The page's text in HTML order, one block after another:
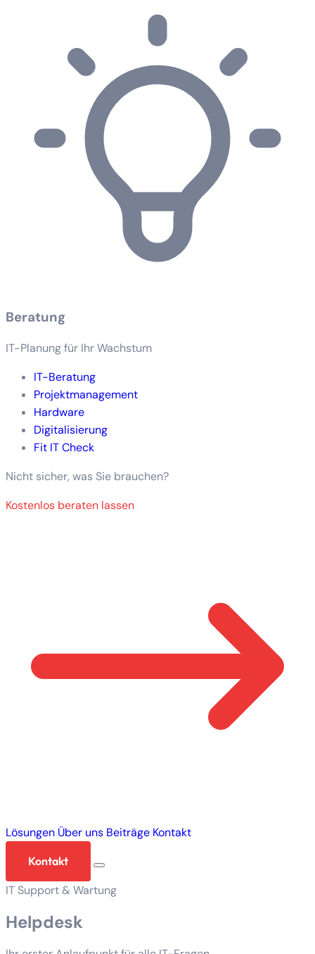
Beratung
IT-Planung für Ihr Wachstum
IT-Beratung
Projektmanagement
Hardware
Digitalisierung
Fit IT Check
Nicht sicher, was Sie brauchen?
Kostenlos beraten lassen
Lösungen Über uns Beiträge Kontakt
Kontakt
IT Support & Wartung
Helpdesk